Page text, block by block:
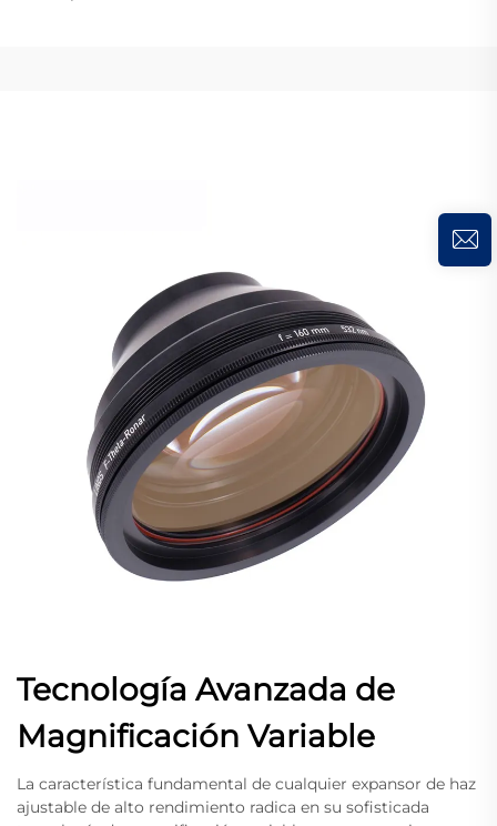
Tecnología Avanzada de
Magnificación Variable
La característica fundamental de cualquier expansor de haz
ajustable de alto rendimiento radica en su sofisticada